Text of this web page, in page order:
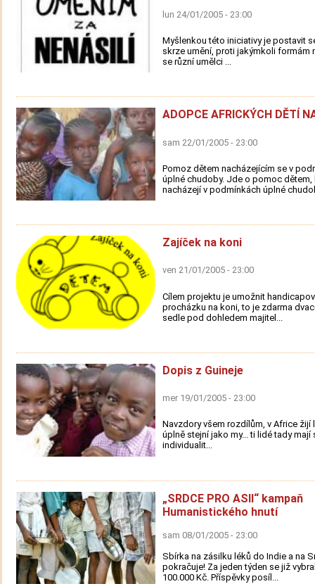
lun 24/01/2005 - 23:00
Myšlenkou této iniciativy je postavit
skrze umění, proti jakýmkoli formám
se různí umělci ...
ADOPCE AFRICKÝCH DĚTÍ
sam 22/01/2005 - 23:00
Pomoz dětem nacházejícím se v
úplné chudoby. Jde o pomoc dětem,
nacházejí v podmínkách úplné
Zajíček na koni
ven 21/01/2005 - 23:00
Cílem projektu je umožnit
procházku na koni, to je zdarma
sedle pod dohledem majitel...
Dopis z Guineje
mer 19/01/2005 - 23:00
Navzdory všem rozdílům, v Africe žijí
úplně stejní jako my... ti lidé tady mají
individualit...
„SRDCE PRO ASII“ kampaň
Humanistického hnutí
sam 08/01/2005 - 23:00
Sbírka na zásilku léků do Indie a na
pokračuje! Za jeden týden se již
100.000 Kč. Příspěvky posíl...